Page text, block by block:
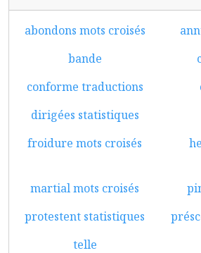
abondons mots croisés
bande
conforme traductions
dirigées statistiques
froidure mots croisés
martial mots croisés
protestent statistiques
telle